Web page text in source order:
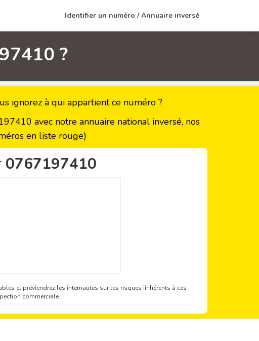
Identifier un numéro / Annuaire inversé
?
ignorez à qui appartient ce numéro ?
avec notre annuaire national inversé, nos
en liste rouge)
0767197410
et préviendrez les internautes sur les risques iinhérents à ces
commerciale.